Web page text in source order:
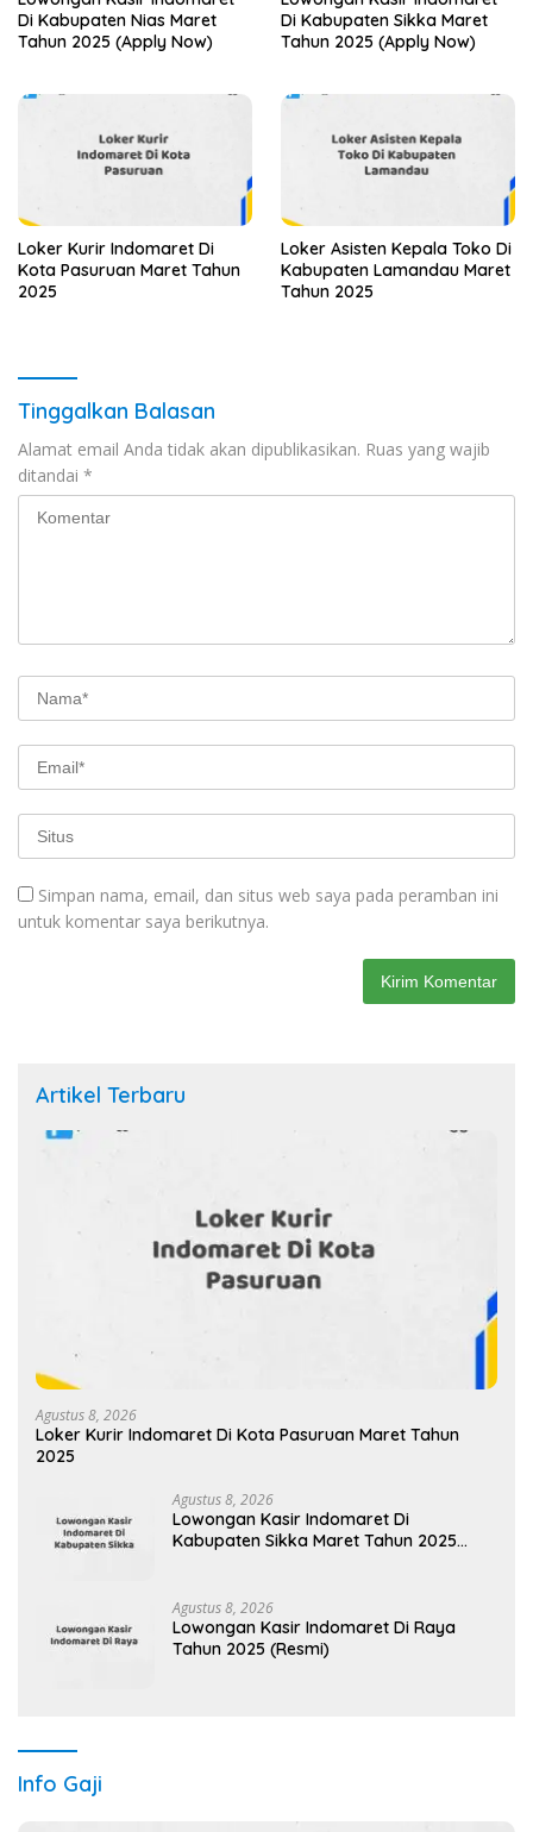
Di Kabupaten Nias Maret
Tahun 2025 (Apply Now)
Di Kabupaten Sikka Maret
Tahun 2025 (Apply Now)
Loker Kurir Indomaret Di
Kota Pasuruan Maret Tahun
2025
Loker Asisten Kepala Toko Di
Kabupaten Lamandau Maret
Tahun 2025
Tinggalkan Balasan
Alamat email Anda tidak akan dipublikasikan. Ruas yang wajib
ditandai *
Simpan nama, email, dan situs web saya pada peramban ini
untuk komentar saya berikutnya.
Artikel Terbaru
Agustus 8, 2026
Loker Kurir Indomaret Di Kota Pasuruan Maret Tahun
2025
Agustus 8, 2026
Lowongan Kasir Indomaret Di
Kabupaten Sikka Maret Tahun 2025
Agustus 8, 2026
Lowongan Kasir Indomaret Di Raya
Tahun 2025 (Resmi)
Info Gaji